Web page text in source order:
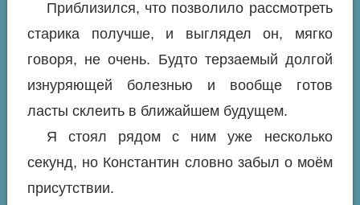
Приблизился, что позволило рассмотреть
старика получше, и выглядел он, мягко
говоря, не очень. Будто терзаемый долгой
изнуряющей болезнью и вообще готов
ласты склеить в ближайшем будущем.
Я стоял рядом с ним уже несколько
секунд, но Константин словно забыл о моём
присутствии.